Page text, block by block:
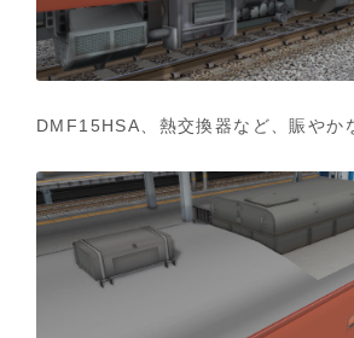
DMF15HSA、熱交換器など、賑やか